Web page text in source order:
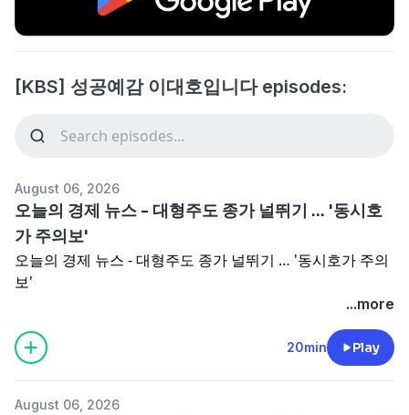
[KBS] 성공예감 이대호입니다 episodes:
August 06, 2026
오늘의 경제 뉴스 - 대형주도 종가 널뛰기 … '동시호
가 주의보'
오늘의 경제 뉴스 - 대형주도 종가 널뛰기 … '동시호가 주의
보'
...more
20min Play
August 06, 2026